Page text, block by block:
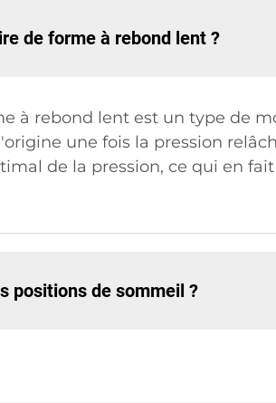
de forme à rebond lent ?
à rebond lent est un type de
une fois la pression
de la pression, ce qui en
positions de sommeil ?